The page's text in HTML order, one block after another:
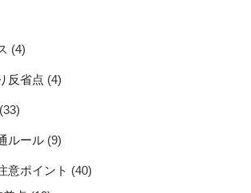
(4)
反省点 (4)
(33)
ルール (9)
意ポイント (40)